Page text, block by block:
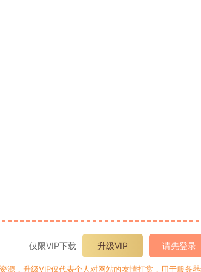
仅限VIP下载 升级VIP 请先登录
源，升级VIP仅代表个人对网站的友情打赏，用于服务